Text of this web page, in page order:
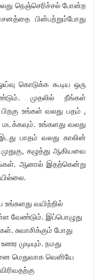
நெஞ்செரிச்சல் போன்ற
பின்பற்றும்போது
கொடுக்க கூடிய ஒரு
முதலில் நீங்கள்
உங்கள் வலது பதம் ,
உங்களது வலது
பாதம் வலது காலின்
கழுத்து ஆகியவை
ஆனால் இதற்கென்று
உங்களது வயிற்றில்
வேண்டும். இப்பொழுது
சுவாசிக்கும் போது
முடியும். நமது
மெதுவாக வெளியே